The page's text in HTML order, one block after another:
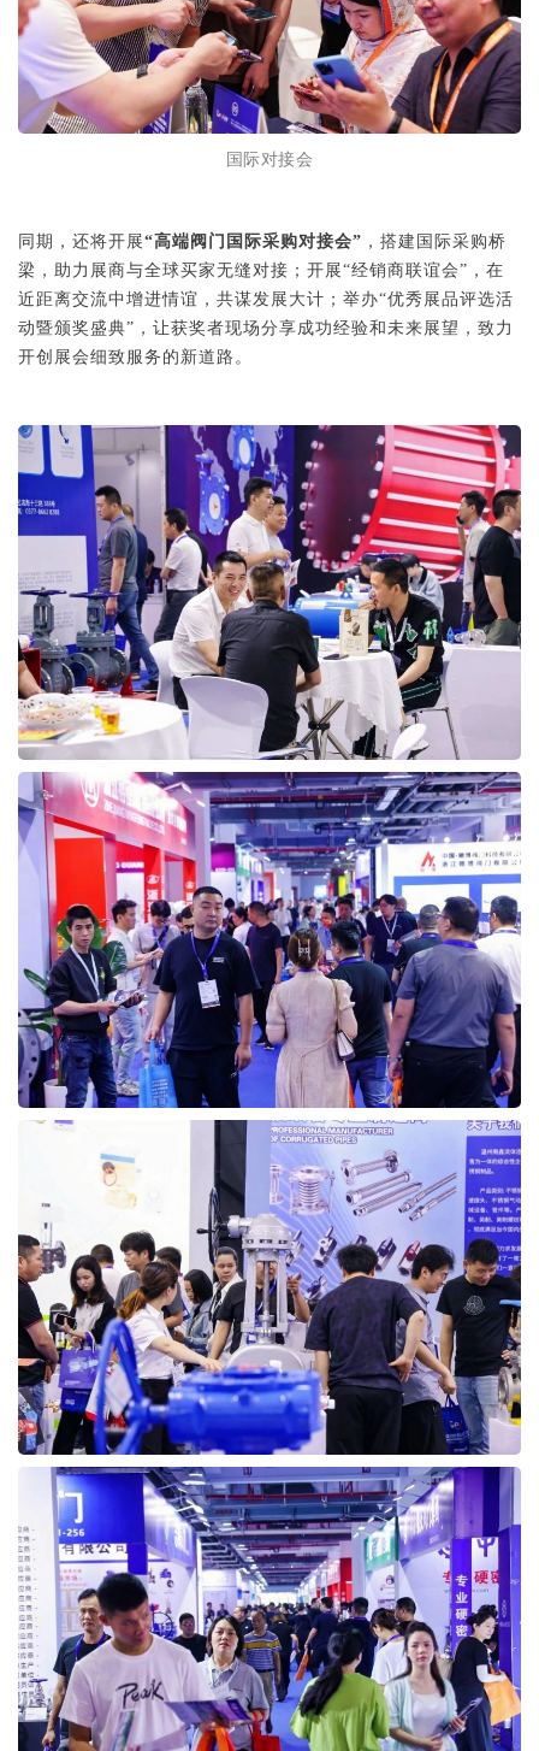
国际对接会
同期，还将开展“高端阀门国际采购对接会” ，搭建国际采购桥
梁，助力展商与全球买家无缝对接；开展“经销商联谊会”，在
近距离交流中增进情谊，共谋发展大计；举办“优秀展品评选活
动暨颁奖盛典”，让获奖者现场分享成功经验和未来展望，致力
开创展会细致服务的新道路。